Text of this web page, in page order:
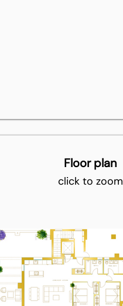
Floor plan
click to zoom